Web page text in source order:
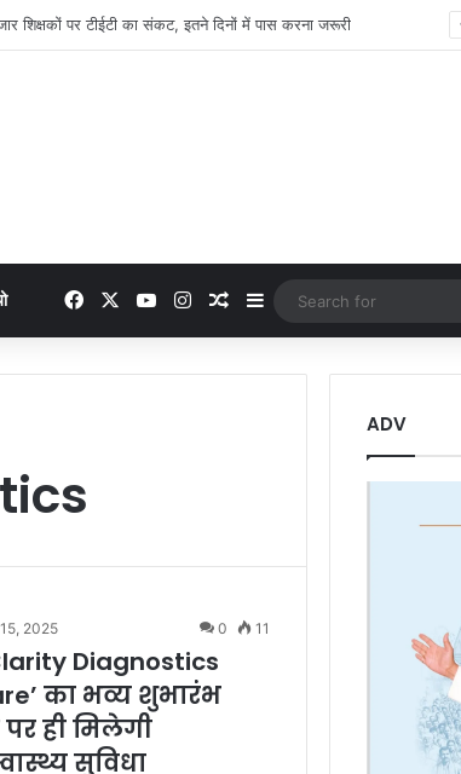
ऑनलाइन पेमेंट दिखाकर ठगी करने वाला युवक गिरफ्तार
FacebookYouTubeInstagramRandom Article
Sidebar
2025 0 11
Diagnostics
का भव्य शुभारंंभ
ही मिलेगी
सुविधा
ADV